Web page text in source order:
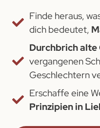
Finde heraus,
dich bedeutet,
Durchbrich alte
vergangenen
Geschlechtern
Erschaffe eine
Prinzipien in